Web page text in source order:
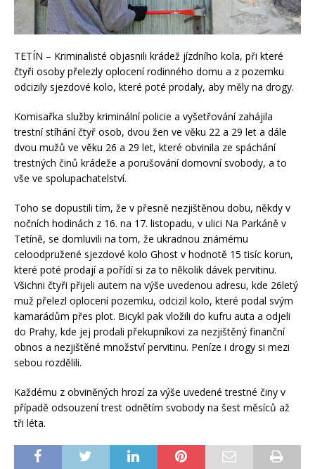
TETÍN – Kriminalisté objasnili krádež jízdního kola, při které
čtyři osoby přelezly oplocení rodinného domu a z pozemku
odcizily sjezdové kolo, které poté prodaly, aby měly na drogy.
Komisařka služby kriminální policie a vyšetřování zahájila
trestní stíhání čtyř osob, dvou žen ve věku 22 a 29 let a dále
dvou mužů ve věku 26 a 29 let, které obvinila ze spáchání
trestných činů krádeže a porušování domovní svobody, a to
vše ve spolupachatelství.
Toho se dopustili tím, že v přesně nezjištěnou dobu, někdy v
nočních hodinách z 16. na 17. listopadu, v ulici Na Parkáně v
Tetíně, se domluvili na tom, že ukradnou známému
celoodpružené sjezdové kolo Ghost v hodnotě 15 tisíc korun,
které poté prodají a pořídí si za to několik dávek pervitinu.
Všichni čtyři přijeli autem na výše uvedenou adresu, kde 26letý
muž přelezl oplocení pozemku, odcizil kolo, které podal svým
kamarádům přes plot. Bicykl pak vložili do kufru auta a odjeli
do Prahy, kde jej prodali překupníkovi za nezjištěný finanční
obnos a nezjištěné množství pervitinu. Peníze i drogy si mezi
sebou rozdělili.
Každému z obviněných hrozí za výše uvedené trestné činy v
případě odsouzení trest odnětím svobody na šest měsíců až
tři léta.